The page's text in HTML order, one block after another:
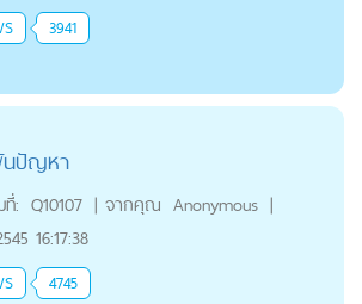
3941
ปัญหา
: Q10107 | จากคุณ Anonymous |
16:17:38
4745